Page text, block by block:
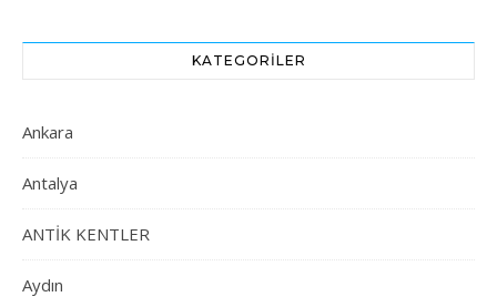
KATEGORILER
Ankara
Antalya
ANTİK KENTLER
Aydın